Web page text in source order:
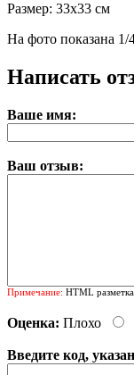
Размер: 33х33 см
На фото показана 1/
Написать
Ваше имя:
Ваш отзыв:
Примечание: HTML
Оценка: Плохо
Введите код,